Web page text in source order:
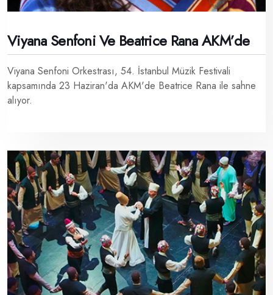
Viyana Senfoni Ve Beatrice Rana AKM’de
Viyana Senfoni Orkestrası, 54. İstanbul Müzik Festivali
kapsamında 23 Haziran'da AKM'de Beatrice Rana ile sahne
alıyor.